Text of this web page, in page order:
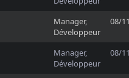
Manager,
Développeur
08/
Manager,
Développeur
08/